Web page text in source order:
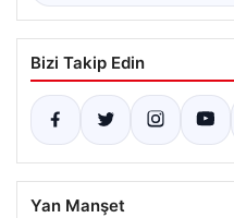
Bizi Takip Edin
Yan Manşet